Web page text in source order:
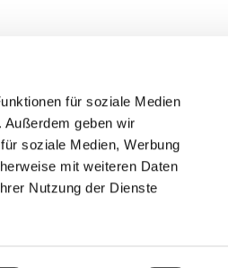
für soziale Medien
geben wir
soziale Medien, Werbung
mit weiteren Daten
Nutzung der Dienste
Login